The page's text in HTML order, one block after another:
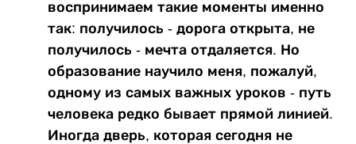
воспринимаем такие моменты именно
так: получилось - дорога открыта, не
получилось - мечта отдаляется. Но
образование научило меня, пожалуй,
одному из самых важных уроков - путь
человека редко бывает прямой линией.
Иногда дверь, которая сегодня не